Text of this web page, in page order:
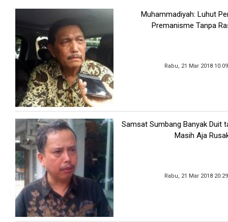
Muhammadiyah: Luhut
Premanisme Tanpa
Rabu, 21 Mar 2018
Samsat Sumbang Banyak Duit
Masih Aja
Rabu, 21 Mar 2018